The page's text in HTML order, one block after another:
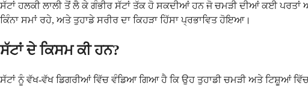
ਸੱਟਾਂ ਹਲਕੀ ਲਾਲੀ ਤੋਂ ਲੈ ਕੇ ਗੰਭੀਰ ਸੱਟਾਂ ਤੱਕ ਹੋ ਸਕਦੀਆਂ ਹਨ ਜੋ ਚਮੜੀ ਦੀਆਂ ਕਈ
ਕਿੰਨਾ ਸਮਾਂ ਰਹੇ, ਅਤੇ ਤੁਹਾਡੇ ਸਰੀਰ ਦਾ ਕਿਹੜਾ ਹਿੱਸਾ ਪ੍ਰਭਾਵਿਤ ਹੋਇਆ।
ਸੱਟਾਂ ਦੇ ਕਿਸਮ ਕੀ ਹਨ?
ਸੱਟਾਂ ਨੂੰ ਵੱਖ-ਵੱਖ ਡਿਗਰੀਆਂ ਵਿੱਚ ਵੰਡਿਆ ਗਿਆ ਹੈ ਕਿ ਉਹ ਤੁਹਾਡੀ ਚਮੜੀ ਅਤੇ ਟਿਸ਼ੂਆਂ